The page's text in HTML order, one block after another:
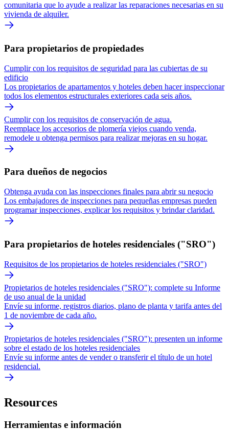
comunitaria que lo ayude a realizar las reparaciones necesarias en su
vivienda de alquiler.
Para propietarios de propiedades
Cumplir con los requisitos de seguridad para las cubiertas de su
edificio
Los propietarios de apartamentos y hoteles deben hacer inspeccionar
todos los elementos estructurales exteriores cada seis años.
Cumplir con los requisitos de conservación de agua.
Reemplace los accesorios de plomería viejos cuando venda,
remodele u obtenga permisos para realizar mejoras en su hogar.
Para dueños de negocios
Obtenga ayuda con las inspecciones finales para abrir su negocio
Los embajadores de inspecciones para pequeñas empresas pueden
programar inspecciones, explicar los requisitos y brindar claridad.
Para propietarios de hoteles residenciales ("SRO")
Requisitos de los propietarios de hoteles residenciales ("SRO")
Propietarios de hoteles residenciales ("SRO"): complete su Informe
de uso anual de la unidad
Envíe su informe, registros diarios, plano de planta y tarifa antes del
1 de noviembre de cada año.
Propietarios de hoteles residenciales ("SRO"): presenten un informe
sobre el estado de los hoteles residenciales
Envíe su informe antes de vender o transferir el título de un hotel
residencial.
Resources
Herramientas e información